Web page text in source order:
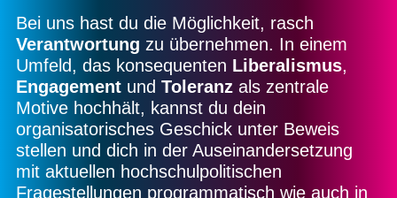
Bei uns hast du die Möglichkeit, rasch
Verantwortung zu übernehmen. In einem
Umfeld, das konsequenten Liberalismus,
Engagementund Toleranzals zentrale
Motive hochhält, kannst du dein
organisatorisches Geschick unter Beweis
stellen und dich in der Auseinandersetzung
mit aktuellen hochschulpolitischen
Fragestellungen programmatisch wie auch in